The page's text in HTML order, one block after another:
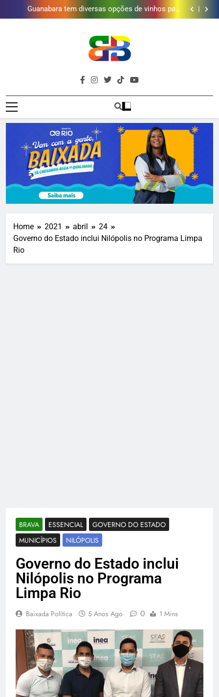
de água por ano na Baixada Fluminense
Guanabara tem diversas opções de vinhos para
presentear o seu pai. Descubra como escolher o que
Gastro Samba reúne Nosso Sentimento e Gustavo
vinho em campanha de Dia dos Pais
Obra garante a preservação de 190 milhões de litros
de água por ano na Baixada Fluminense
Guanabara tem diversas opções de vinhos para
presentear o seu pai. Descubra como escolher o que
mais combina com ele
Gastro Samba reúne Nosso Sentimento e Gustavo
Lins em Nova Iguaçu neste fim de semana
Shopping Grande Rio sorteia MacBook e oferece
de água por ano na Baixada Fluminense
Brava
Baixada
Baixada Fluminense Em Destaque!
Home 2021 abril
24
Governo do Estado inclui Nilópolis no Programa Limpa
Rio
BRAVA ESSENCIAL
GOVERNO DO ESTADO
MUNICÍPIOS
NILÓPOLIS
Governo do Estado inclui
Nilópolis no Programa
Limpa Rio
Baixada Política 5 Anos Ago 0 1 Mins